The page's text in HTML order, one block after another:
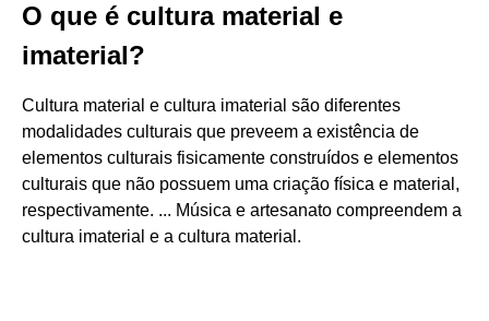
O que é cultura material e
imaterial?
Cultura material e cultura imaterial são diferentes
modalidades culturais que preveem a existência de
elementos culturais fisicamente construídos e elementos
culturais que não possuem uma criação física e material,
respectivamente. ... Música e artesanato compreendem a
cultura imaterial e a cultura material.